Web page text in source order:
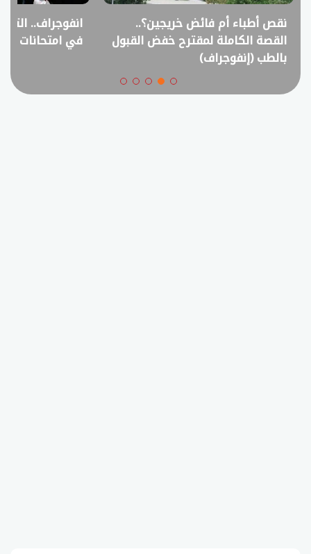
نقص أطباء أم فائض خريجين؟..
القصة الكاملة لمقترح خفض القبول
بالطب (إنفوجراف)
انفوجراف..
في امتحانات